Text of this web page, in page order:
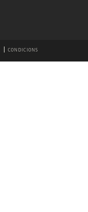
CONDICIONS